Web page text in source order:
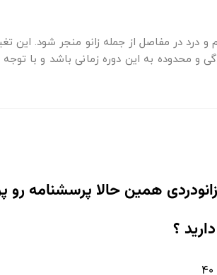
در مفاصل از جمله زانو منجر شود. این
و محدوده به این دوره زمانی باشد و با